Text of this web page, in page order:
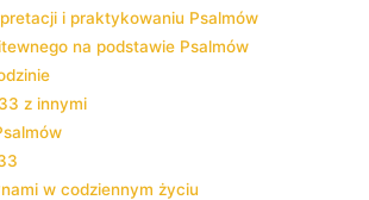
i praktykowaniu Psalmów
na podstawie Psalmów
z innymi
w codziennym życiu